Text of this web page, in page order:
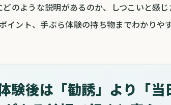
のような説明があるのか、しつこいと感
イント、手ぶら体験の持ち物までわかりや
験後は「勧誘」より「当